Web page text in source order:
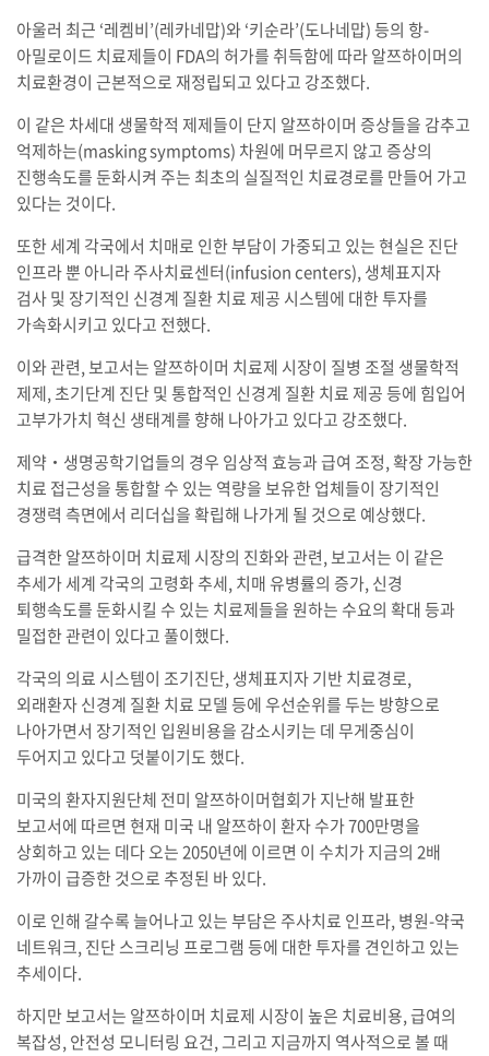
아울러 최근 ‘레켐비’(레카네맙)와 ‘키순라’(도나네맙) 등의 항-
아밀로이드 치료제들이 FDA의 허가를 취득함에 따라 알쯔하이머의
치료환경이 근본적으로 재정립되고 있다고 강조했다.
이 같은 차세대 생물학적 제제들이 단지 알쯔하이머 증상들을 감추고
억제하는(masking symptoms) 차원에 머무르지 않고 증상의
진행속도를 둔화시켜 주는 최초의 실질적인 치료경로를 만들어 가고
있다는 것이다.
또한 세계 각국에서 치매로 인한 부담이 가중되고 있는 현실은 진단
인프라 뿐 아니라 주사치료센터(infusion centers), 생체표지자
검사 및 장기적인 신경계 질환 치료 제공 시스템에 대한 투자를
가속화시키고 있다고 전했다.
이와 관련, 보고서는 알쯔하이머 치료제 시장이 질병 조절 생물학적
제제, 초기단계 진단 및 통합적인 신경계 질환 치료 제공 등에 힘입어
고부가가치 혁신 생태계를 향해 나아가고 있다고 강조했다.
제약‧생명공학기업들의 경우 임상적 효능과 급여 조정, 확장 가능한
치료 접근성을 통합할 수 있는 역량을 보유한 업체들이 장기적인
경쟁력 측면에서 리더십을 확립해 나가게 될 것으로 예상했다.
급격한 알쯔하이머 치료제 시장의 진화와 관련, 보고서는 이 같은
추세가 세계 각국의 고령화 추세, 치매 유병률의 증가, 신경
퇴행속도를 둔화시킬 수 있는 치료제들을 원하는 수요의 확대 등과
밀접한 관련이 있다고 풀이했다.
각국의 의료 시스템이 조기진단, 생체표지자 기반 치료경로,
외래환자 신경계 질환 치료 모델 등에 우선순위를 두는 방향으로
나아가면서 장기적인 입원비용을 감소시키는 데 무게중심이
두어지고 있다고 덧붙이기도 했다.
미국의 환자지원단체 전미 알쯔하이머협회가 지난해 발표한
보고서에 따르면 현재 미국 내 알쯔하이 환자 수가 700만명을
상회하고 있는 데다 오는 2050년에 이르면 이 수치가 지금의 2배
가까이 급증한 것으로 추정된 바 있다.
이로 인해 갈수록 늘어나고 있는 부담은 주사치료 인프라, 병원-약국
네트워크, 진단 스크리닝 프로그램 등에 대한 투자를 견인하고 있는
추세이다.
하지만 보고서는 알쯔하이머 치료제 시장이 높은 치료비용, 급여의
복잡성, 안전성 모니터링 요건, 그리고 지금까지 역사적으로 볼 때